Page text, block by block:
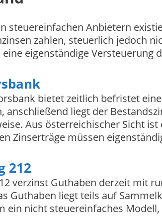
steuereinfachen Anbietern
zahlen, steuerlich jedoch
eigenständige Versteuerung
bietet zeitlich befristet
anschließend liegt der
Aus österreichischer Sicht
Zinserträge müssen
212
verzinst Guthaben derzeit mit
Guthaben liegt teils auf
ein nicht steuereinfaches